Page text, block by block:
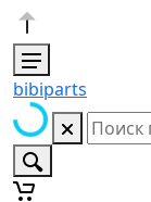
bibiparts